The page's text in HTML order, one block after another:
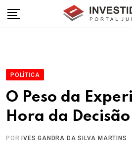
POLÍTICA
O Peso da
Hora da Decisão
POR
IVES GANDRA DA SILVA MARTINS